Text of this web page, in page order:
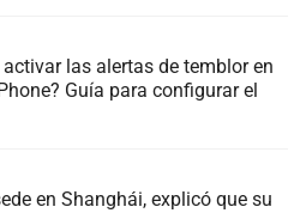
las alertas de temblor en
Guía para configurar el
en Shanghái, explicó que su